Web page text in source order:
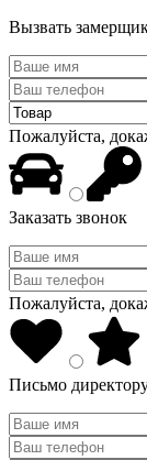
Вызвать
Пожалуйста,
Заказать звонок
Пожалуйста,
Письмо